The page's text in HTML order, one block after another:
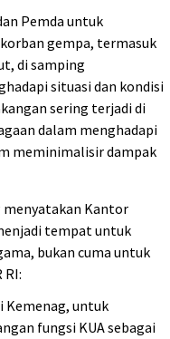
Pemda untuk
gempa, termasuk
di samping
situasi dan kondisi
sering terjadi di
dalam menghadapi
meminimalisir dampak
Kantor
tempat untuk
bukan cuma untuk
RI:
Kemenag, untuk
fungsi KUA sebagai